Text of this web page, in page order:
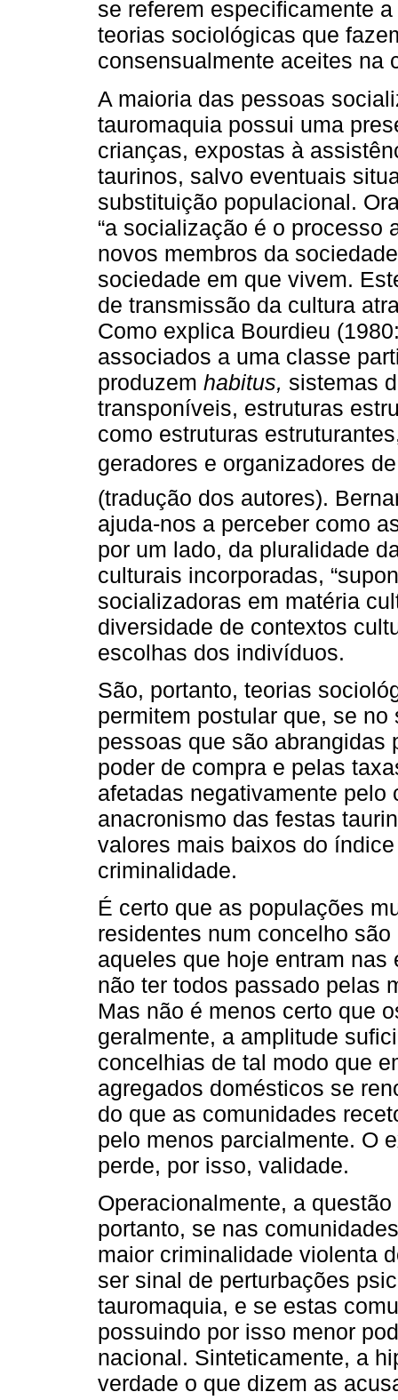
se referem especificamente
teorias sociológicas que
consensualmente aceites na
A maioria das pessoas
tauromaquia possui uma
crianças, expostas à
taurinos, salvo eventuais
substituição populacional.
“a socialização é o processo
novos membros da
sociedade em que vivem.
de transmissão da cultura
Como explica Bourdieu
associados a uma classe
produzem habitus, sistemas
transponíveis, estruturas
como estruturas
geradores e organizadores
(tradução dos autores).
ajuda-nos a perceber como
por um lado, da pluralidade
culturais incorporadas,
socializadoras em matéria
diversidade de contextos
escolhas dos indivíduos.
São, portanto, teorias
permitem postular que, se
pessoas que são
poder de compra e pelas
afetadas negativamente
anacronismo das festas
valores mais baixos do
criminalidade.
É certo que as populações
residentes num concelho
aqueles que hoje entram
não ter todos passado pelas
Mas não é menos certo que
geralmente, a amplitude
concelhias de tal modo que
agregados domésticos se
do que as comunidades
pelo menos parcialmente. O
perde, por isso, validade.
Operacionalmente, a
portanto, se nas
maior criminalidade violenta
ser sinal de perturbações
tauromaquia, e se estas
possuindo por isso menor
nacional. Sinteticamente, a
verdade o que dizem as